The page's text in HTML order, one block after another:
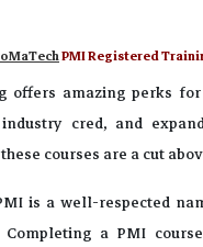
PMI Registered
offers amazing perks
cred, and
these courses are a cut
PMI is a well-respected
Completing a PMI